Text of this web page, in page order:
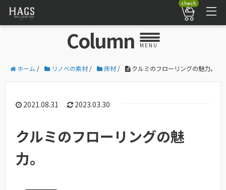
check
Column MENU
ホーム / リノベの素材/ 床材/ クルミのフローリングの魅力。
2021.08.31 2023.03.30
クルミのフローリングの魅
力。